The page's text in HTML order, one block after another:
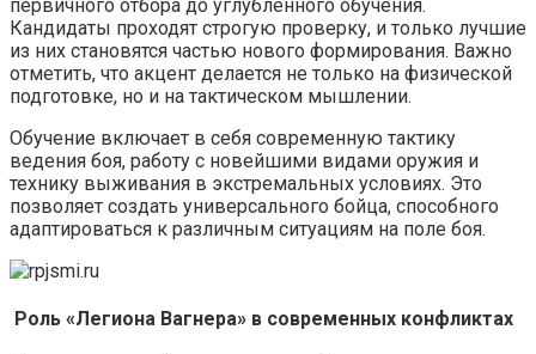
первичного отбора до углубленного обучения.
Кандидаты проходят строгую проверку, и только лучшие
из них становятся частью нового формирования. Важно
отметить, что акцент делается не только на физической
подготовке, но и на тактическом мышлении.
Обучение включает в себя современную тактику
ведения боя, работу с новейшими видами оружия и
технику выживания в экстремальных условиях. Это
позволяет создать универсального бойца, способного
адаптироваться к различным ситуациям на поле боя.
Роль «Легиона Вагнера» в современных конфликтах